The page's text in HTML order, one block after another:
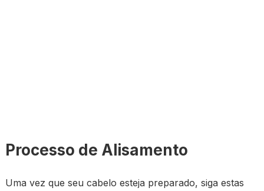
Processo de Alisamento
Uma vez que seu cabelo esteja preparado, siga estas